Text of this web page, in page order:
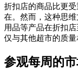
折扣店的商品比更
在。然而，这种思
用品等产品在折扣
仅与其他超市的质量
参观每周的